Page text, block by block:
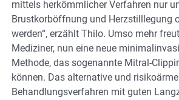
mittels herkömmlicher Verfahren nur
Brustkorböffnung und Herzstilllegung
werden“, erzählt Thilo. Umso mehr
Mediziner, nun eine neue
Methode, das sogenannte Mitral-
können. Das alternative und
Behandlungsverfahren mit guten